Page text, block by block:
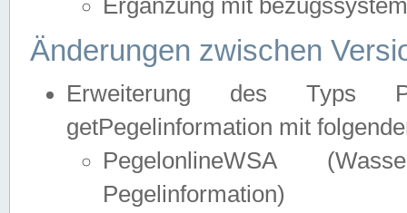
Ergänzung mit
Änderungen zwischen
Erweiterung des Typs
getPegelinformation mit
PegelonlineWSA
Pegelinformation)